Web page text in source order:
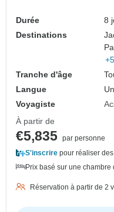
Durée
8
Destinations
Tranche d'âge
Langue
Voyagiste
À partir de
€5,835 par personne
S'inscrire pour réaliser
Prix basé sur une chambre
Réservation à partir de 2